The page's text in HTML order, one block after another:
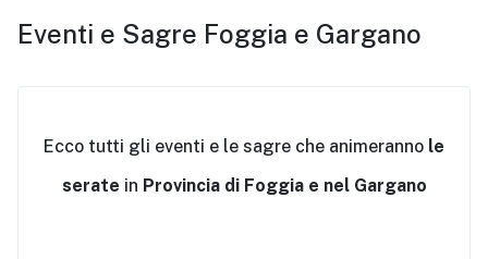
Eventi e Sagre Foggia e Gargano
Ecco tutti gli eventi e le sagre che animeranno le
serate in Provincia di Foggia e nel Gargano